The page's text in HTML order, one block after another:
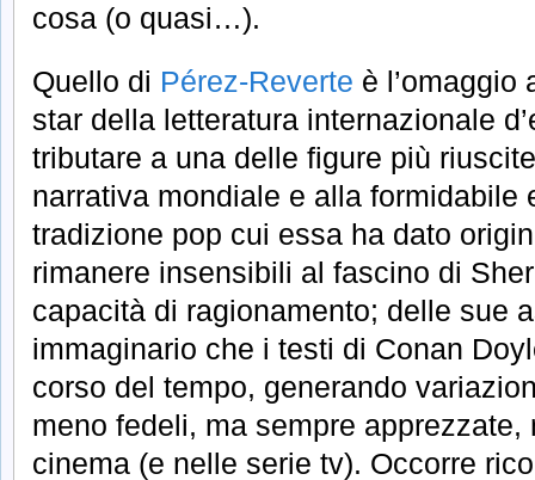
cosa (o quasi…).
Quello di Pérez-Reverte è l’omaggio
star della letteratura internazionale
tributare a una delle figure più
narrativa mondiale e alla formidabile
tradizione pop cui essa ha dato
rimanere insensibili al fascino di
capacità di ragionamento; delle sue
immaginario che i testi di Conan
corso del tempo, generando
meno fedeli, ma sempre apprezzate,
cinema (e nelle serie tv). Occorre